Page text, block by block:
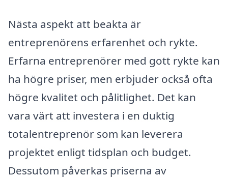
Nästa aspekt att beakta är
entreprenörens erfarenhet och rykte.
Erfarna entreprenörer med gott rykte kan
ha högre priser, men erbjuder också ofta
högre kvalitet och pålitlighet. Det kan
vara värt att investera i en duktig
totalentreprenör som kan leverera
projektet enligt tidsplan och budget.
Dessutom påverkas priserna av